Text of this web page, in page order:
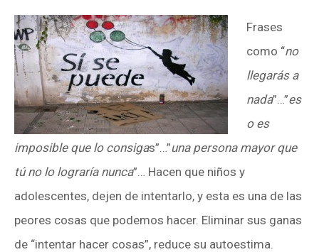
Frases
como “no
llegarás a
nada”…”es
o es
imposible que lo consigas”…”una persona mayor que
tú no lo lograría nunca”… Hacen que niños y
adolescentes, dejen de intentarlo, y esta es una de las
peores cosas que podemos hacer. Eliminar sus ganas
de “intentar hacer cosas”, reduce su autoestima